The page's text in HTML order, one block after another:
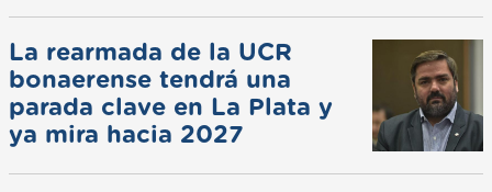
La rearmada de la UCR
bonaerense tendrá una
parada clave en La Plata y
ya mira hacia 2027